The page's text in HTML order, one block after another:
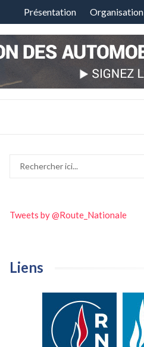
Aller
au
contenu
Présentation Organisation
Tweets by @Route_Nationale
Liens